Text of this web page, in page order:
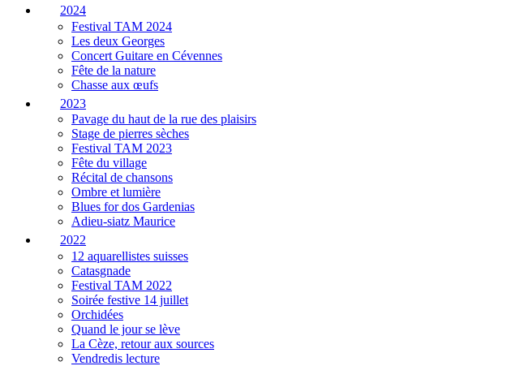
2024
Festival TAM 2024
Les deux Georges
Concert Guitare en Cévennes
Fête de la nature
Chasse aux œufs
2023
Pavage du haut de la rue des plaisirs
Stage de pierres sèches
Festival TAM 2023
Fête du village
Récital de chansons
Ombre et lumière
Blues for dos Gardenias
Adieu-siatz Maurice
2022
12 aquarellistes suisses
Catasgnade
Festival TAM 2022
Soirée festive 14 juillet
Orchidées
Quand le jour se lève
La Cèze, retour aux sources
Vendredis lecture